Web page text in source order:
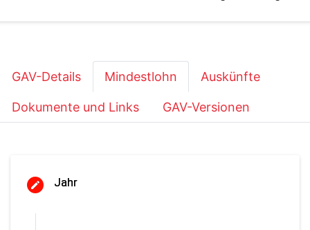
GAV-Details Mindestlohn Auskünfte
Dokumente und Links GAV-Versionen
Jahr